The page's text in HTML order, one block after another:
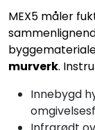
MEX5 måler
murverk.
Innebygd